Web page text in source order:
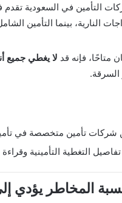
التأمين في السعودية تقدم
النارية، بينما التأمين
متاحًا، فإنه قد لا يغطي جميع
السرقة.
تأمين متخصصة في تأمين
التغطية التأمينية وقراءة
نسبة المخاطر يؤدي